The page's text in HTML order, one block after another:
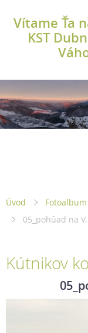
Vítame Ťa
KST
Úvod Fotoalbum
05_pohûad na
Kútnikov